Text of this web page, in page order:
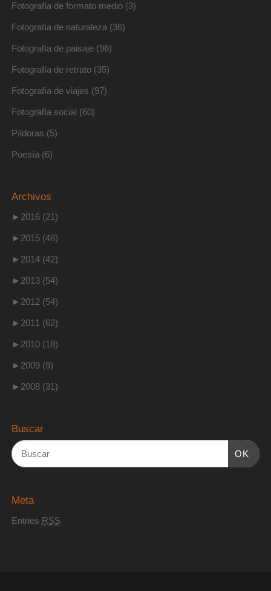
Fotografía de formato medio(3)
Fotografía de naturaleza (36)
Fotografía de paisaje(96)
Fotografía de retrato(35)
Fotografía de viajes (97)
Fotografía social (60)
Píldoras (5)
Poesía (6)
Archivos
► 2016 (21)
► 2015 (48)
► 2014 (42)
► 2013 (54)
► 2012 (54)
► 2011 (62)
► 2010 (18)
► 2009 (9)
► 2008 (31)
Buscar
OK
Meta
Entries RSS